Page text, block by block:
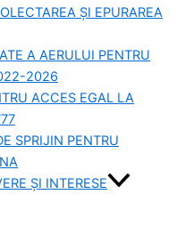
ȘI EPURAREA
A AERULUI PENTRU
2026
ACCES EGAL LA
SPRIJIN PENTRU
ȘI INTERESE